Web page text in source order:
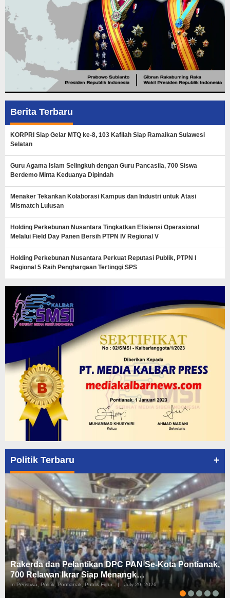
Berita Terbaru
KORPRI Siap Gelar MTQ ke-8, 103 Kafilah Siap Ramaikan Sulawesi
Selatan
Guru Agama Islam Selingkuh dengan Guru Pancasila, 700 Siswa
Berdemo Minta Keduanya Dipindah
Menaker Tekankan Kolaborasi Kampus dan Industri untuk Atasi
Mismatch Lulusan
Holding Perkebunan Nusantara Tingkatkan Efisiensi Operasional
Melalui Field Day Panen Bersih PTPN IV Regional V
Holding Perkebunan Nusantara Perkuat Reputasi Publik, PTPN I
Regional 5 Raih Penghargaan Tertinggi SPS
Politik Terbaru +
Rakerda dan Pelantikan DPC PAN Se-Kota Pontianak,
700 Relawan Ikrar Siap Menangk…
In Peristiwa, Politik, Pontianak, Publik Figur | July 29, 2026